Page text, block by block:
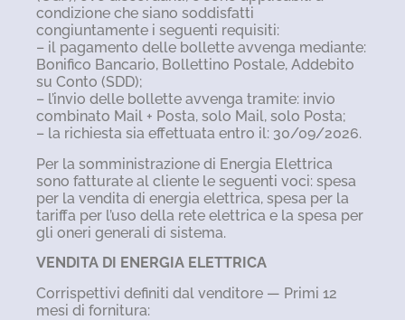
condizione che siano soddisfatti
congiuntamente i seguenti requisiti:
– il pagamento delle bollette avvenga mediante:
Bonifico Bancario, Bollettino Postale, Addebito
su Conto (SDD);
– l’invio delle bollette avvenga tramite: invio
combinato Mail + Posta, solo Mail, solo Posta;
– la richiesta sia effettuata entro il: 30/09/2026.
Per la somministrazione di Energia Elettrica
sono fatturate al cliente le seguenti voci: spesa
per la vendita di energia elettrica, spesa per la
tariffa per l’uso della rete elettrica e la spesa per
gli oneri generali di sistema.
VENDITA DI ENERGIA ELETTRICA
Corrispettivi definiti dal venditore — Primi 12
mesi di fornitura: